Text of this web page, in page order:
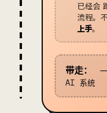
已经会
流程。
上手。
带走：
AI 系统